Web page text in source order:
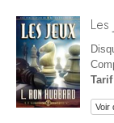
Les
Tarif
Voir